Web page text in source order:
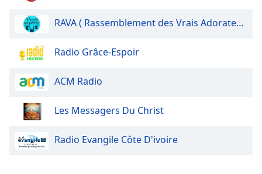
RAVA ( Rassemblement des Vrais Adorateurs)
Radio Grâce-Espoir
ACM Radio
Les Messagers Du Christ
Radio Evangile Côte D'ivoire